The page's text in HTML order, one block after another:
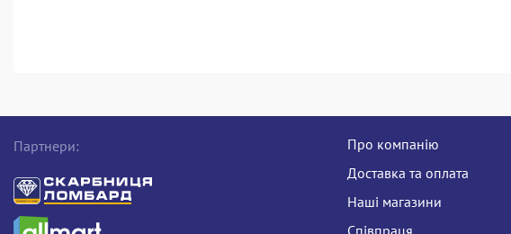
Партнери:
Про компанію
Доставка та оплата
Наші магазини
Співпраця